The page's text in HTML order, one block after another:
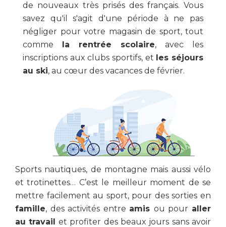
de nouveaux très prisés des français. Vous
savez qu'il s'agit d'une période à ne pas
négliger pour votre magasin de sport, tout
comme la rentrée scolaire, avec les
inscriptions aux clubs sportifs, et les séjours
au ski, au cœur des vacances de février.
Sports nautiques, de montagne mais aussi vélo
et trotinettes… C’est le meilleur moment de se
mettre facilement au sport, pour des sorties en
famille, des activités entre amis ou pour aller
au travail et profiter des beaux jours sans avoir